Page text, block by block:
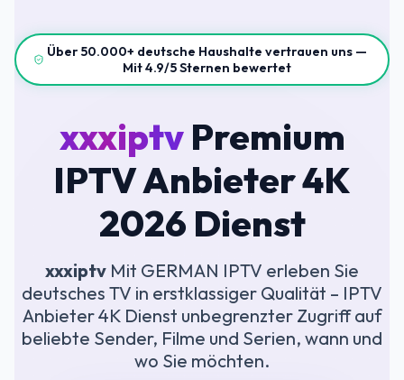
Über 50.000+ deutsche Haushalte vertrauen uns —
Mit 4.9/5 Sternen bewertet
xxxiptvPremium
IPTV Anbieter 4K
2026 Dienst
xxxiptv Mit GERMAN IPTV erleben Sie
deutsches TV in erstklassiger Qualität – IPTV
Anbieter 4K Dienst unbegrenzter Zugriff auf
beliebte Sender, Filme und Serien, wann und
wo Sie möchten.